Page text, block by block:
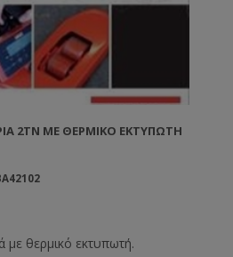
2TN ΜΕ ΘΕΡΜΙΚΌ ΕΚΤΥΠΩΤΉ
θερμικό εκτυπωτή.